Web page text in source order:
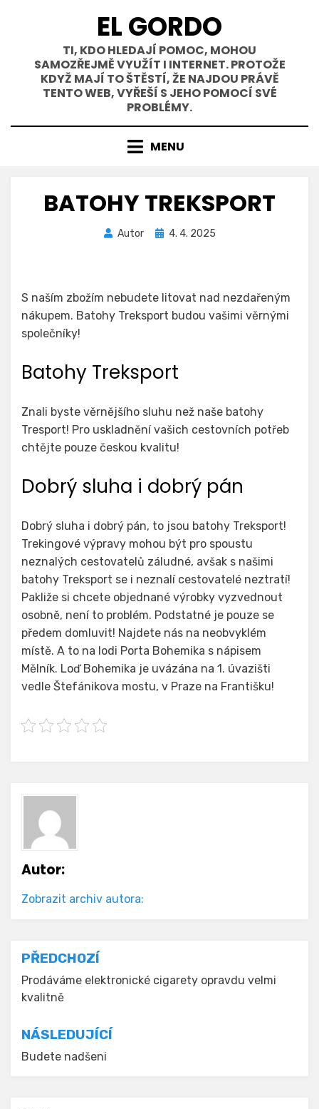
EL GORDO
TI, KDO HLEDAJÍ POMOC, MOHOU
SAMOZŘEJMĚ VYUŽÍT I INTERNET. PROTOŽE
KDYŽ MAJÍ TO ŠTĚSTÍ, ŽE NAJDOU PRÁVĚ
TENTO WEB, VYŘEŠÍ S JEHO POMOCÍ SVÉ
PROBLÉMY.
MENU
BATOHY TREKSPORT
Autor
Zveřejněno
4. 4. 2025
S naším zbožím nebudete litovat nad nezdařeným
nákupem. Batohy Treksport budou vašimi věrnými
společníky!
Batohy Treksport
Znali byste věrnějšího sluhu než naše batohy
Tresport! Pro uskladnění vašich cestovních potřeb
chtějte pouze českou kvalitu!
Dobrý sluha i dobrý pán
Dobrý sluha i dobrý pán, to jsou batohy Treksport!
Trekingové výpravy mohou být pro spoustu
neznalých cestovatelů záludné, avšak s našimi
batohy Treksport se i neznalí cestovatelé neztratí!
Pakliže si chcete objednané výrobky vyzvednout
osobně, není to problém. Podstatné je pouze se
předem domluvit! Najdete nás na neobvyklém
místě. A to na lodi Porta Bohemika s nápisem
Mělník. Loď Bohemika je uvázána na 1. úvazišti
vedle Štefánikova mostu, v Praze na Františku!
Autor:
Zobrazit archiv autora:
Navigace
pro
příspěvek
PŘEDCHOZÍ
Prodáváme elektronické cigarety opravdu velmi
kvalitně
NÁSLEDUJÍCÍ
Budete nadšeni